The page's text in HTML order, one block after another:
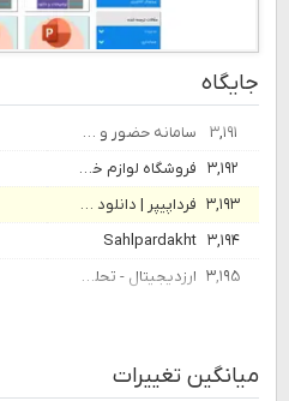
جایگاه
۳,۱۹۱ سامانه حضور و غیاب آنلاین دینگ
۳,۱۹۲
فروشگاه لوازم خانگی و جهیزیه رجبی شاپ
۳,۱۹۳
فرداپیپر | دانلود رایگان ترجمه مقاله پروپوزال پاورپوینت آماده
۳,۱۹۴ Sahlpardakht
۳,۱۹۵
ارزدیجیتال - تحلیل ، بررسی و اخبار بازار ارزهای دیجیتال
میانگین تغییرات